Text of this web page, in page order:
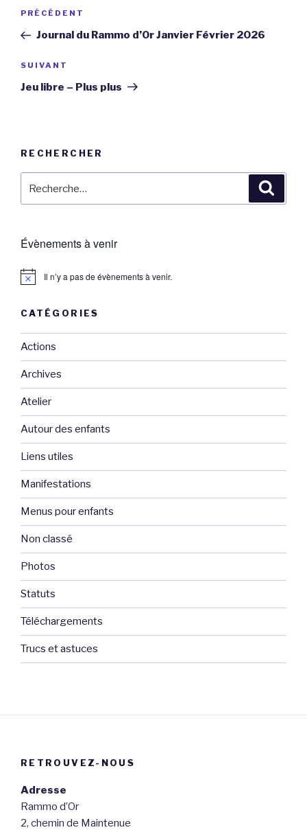
Navigation
l’article
Article
précédent
PRÉCÉDENT
Journal du Rammo d’Or Janvier Février 2026
Article
suivant
SUIVANT
Jeu libre – Plus plus
RECHERCHER
pour
Évènements à venir
Il n’y a pas de évènements à venir.
CATÉGORIES
Actions
Archives
Atelier
Autour des enfants
Liens utiles
Manifestations
Menus pour enfants
Non classé
Photos
Statuts
Téléchargements
Trucs et astuces
RETROUVEZ-NOUS
Adresse
Rammo d’Or
2, chemin de Maintenue